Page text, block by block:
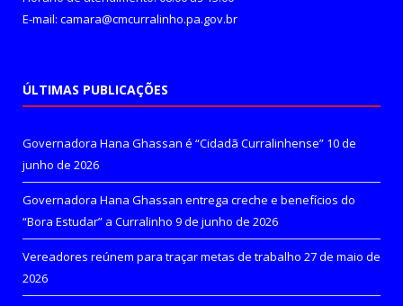
E-mail: camara@cmcurralinho.pa.gov.br
ÚLTIMAS PUBLICAÇÕES
Governadora Hana Ghassan é “Cidadã Curralinhense” 10 de
junho de 2026
Governadora Hana Ghassan entrega creche e benefícios do
“Bora Estudar” a Curralinho 9 de junho de 2026
Vereadores reúnem para traçar metas de trabalho 27 de maio de
2026